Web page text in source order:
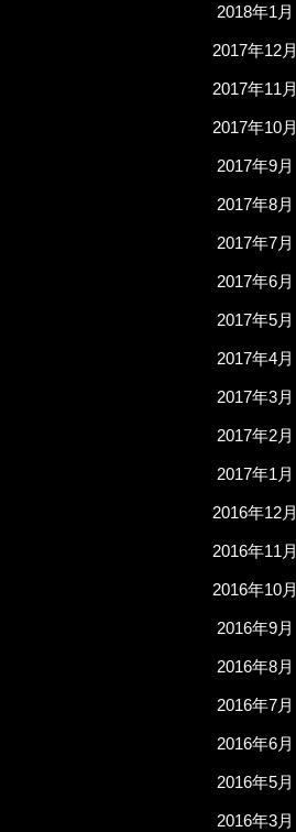
2018年1月
2017年12月
2017年11月
2017年10月
2017年9月
2017年8月
2017年7月
2017年6月
2017年5月
2017年4月
2017年3月
2017年2月
2017年1月
2016年12月
2016年11月
2016年10月
2016年9月
2016年8月
2016年7月
2016年6月
2016年5月
2016年3月